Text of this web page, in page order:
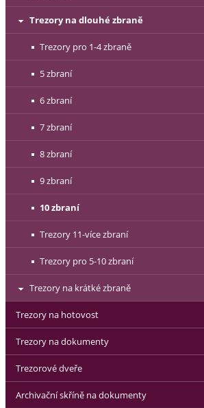
Trezory na dlouhé zbraně
Trezory pro 1-4 zbraně
5 zbraní
6 zbraní
7 zbraní
8 zbraní
9 zbraní
10 zbraní
Trezory 11-více zbraní
Trezory pro 5-10 zbraní
Trezory na krátké zbraně
Trezory na hotovost
Trezory na dokumenty
Trezorové dveře
Archivační skříně na dokumenty